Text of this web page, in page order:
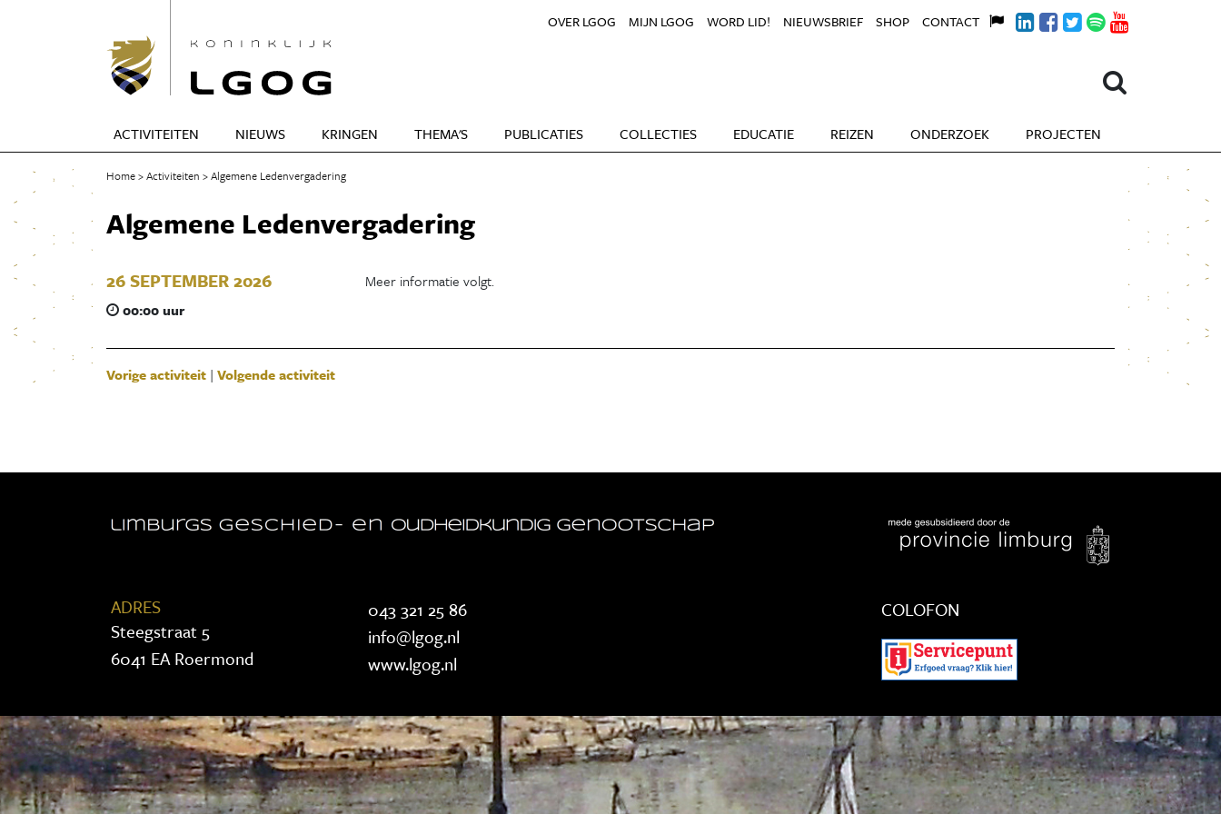
ACTIVITEITEN NIEUWS KRINGEN THEMA'S PUBLICATIES COLLECTIES EDUCATIE REIZEN ONDERZOEK PROJECTEN
OVER LGOG MIJN LGOG WORD LID! NIEUWSBRIEF SHOP CONTACT
Home Activiteiten Algemene Ledenvergadering
Algemene Ledenvergadering
26 SEPTEMBER 2026
00:00 uur
Meer informatie volgt.
Vorige activiteit | Volgende activiteit
ADRES
Steegstraat 5
6041 EA Roermond
043 321 25 86
info@lgog.nl
www.lgog.nl
COLOFON